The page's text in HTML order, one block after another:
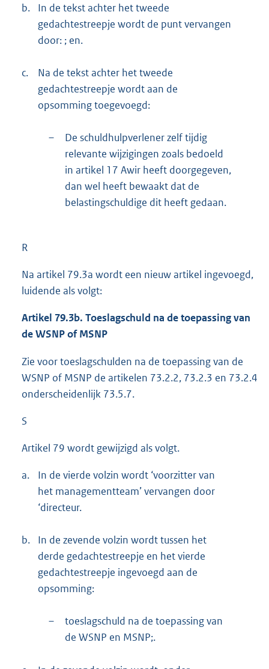
b.
In de tekst achter het tweede
gedachtestreepje wordt de punt vervangen
door: ; en.
c.
Na de tekst achter het tweede
gedachtestreepje wordt aan de
opsomming toegevoegd:
–
De schuldhulpverlener zelf tijdig
relevante wijzigingen zoals bedoeld
in artikel 17 Awir heeft doorgegeven,
dan wel heeft bewaakt dat de
belastingschuldige dit heeft gedaan.
R
Na artikel 79.3a wordt een nieuw artikel ingevoegd,
luidende als volgt:
Artikel 79.3b. Toeslagschuld na de toepassing van
de WSNP of MSNP
Zie voor toeslagschulden na de toepassing van de
WSNP of MSNP de artikelen 73.2.2, 73.2.3 en 73.2.4
onderscheidenlijk 73.5.7.
S
Artikel 79 wordt gewijzigd als volgt.
a.
In de vierde volzin wordt ‘voorzitter van
het managementteam’ vervangen door
‘directeur.
b.
In de zevende volzin wordt tussen het
derde gedachtestreepje en het vierde
gedachtestreepje ingevoegd aan de
opsomming:
–
toeslagschuld na de toepassing van
de WSNP en MSNP;.